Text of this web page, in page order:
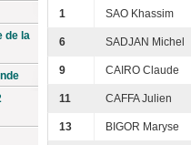
de la
1 SAO Khassim
6 SADJAN Michel
9 CAIRO Claude
11 CAFFA Julien
13 BIGOR Maryse